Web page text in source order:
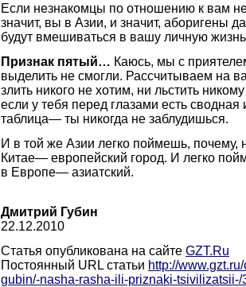
Если незнакомцы по отношению к вам
значит, вы в Азии, и значит, аборигены
будут вмешиваться в вашу личную
Признак пятый… Каюсь, мы с
выделить не смогли. Рассчитываем на
злить никого не хотим, ни льстить
если у тебя перед глазами есть
таблица— ты никогда не заблудишься.
И в той же Азии легко поймешь, почему,
Китае— европейский город. И легко
в Европе— азиатский.
Дмитрий Губин
22.12.2010
Статья опубликована на сайте GZT.Ru
Постоянный URL статьи http://
gubin/-nasha-rasha-ili-priznaki-tsivilizatsii-/